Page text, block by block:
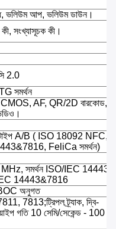
ভলিউম আপ, ভলিউম ডাউন।
সংখ্যাসূচক কী।
2.0
সমর্থন
CMOS, AF, QR/2D বারকোড,
A/B ( ISO 18092 NFC,
FeliCa সমর্থন)
সমর্থন ISO/IEC 14443
14443&7816
অনুগত
7813;ট্রিপল ট্র্যাক, দ্বি-
গতি 10 সেমি/সেকেন্ড - 100